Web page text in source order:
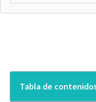
Tabla de